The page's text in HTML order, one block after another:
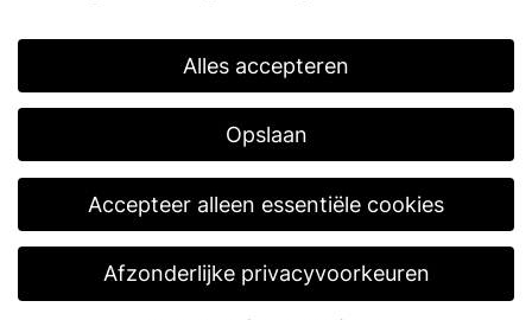
Snellooppoorten Volgende
Generatie
Meer weten
Alles accepteren
Opslaan
Accepteer alleen essentiële cookies
Afzonderlijke privacyvoorkeuren